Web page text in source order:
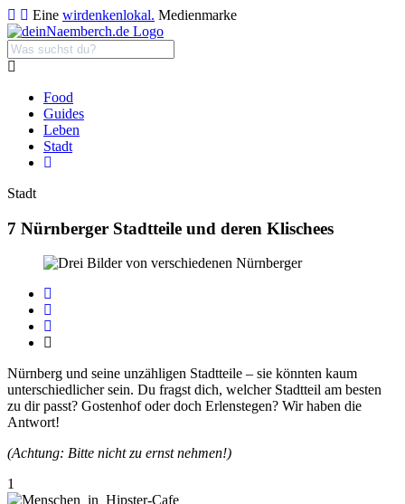
Eine wirdenkenlokal. Medienmarke
Food
Guides
Leben
Stadt
Stadt
7 Nürnberger Stadtteile und deren Klischees
Nürnberg und seine unzähligen Stadtteile – sie könnten kaum
unterschiedlicher sein. Du fragst dich, welcher Stadtteil am besten
zu dir passt? Gostenhof oder doch Erlenstegen? Wir haben die
Antwort!
(Achtung: Bitte nicht zu ernst nehmen!)
1